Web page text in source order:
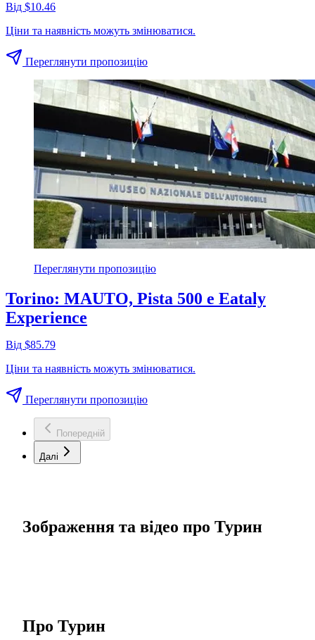
Від $10.46
Ціни та наявність можуть змінюватися.
Переглянути пропозицію
Переглянути пропозицію
Torino: MAUTO, Pista 500 e Eataly
Experience
Від $85.79
Ціни та наявність можуть змінюватися.
Переглянути пропозицію
Попередній
Далі
Зображення та відео про Турин
Про Турин